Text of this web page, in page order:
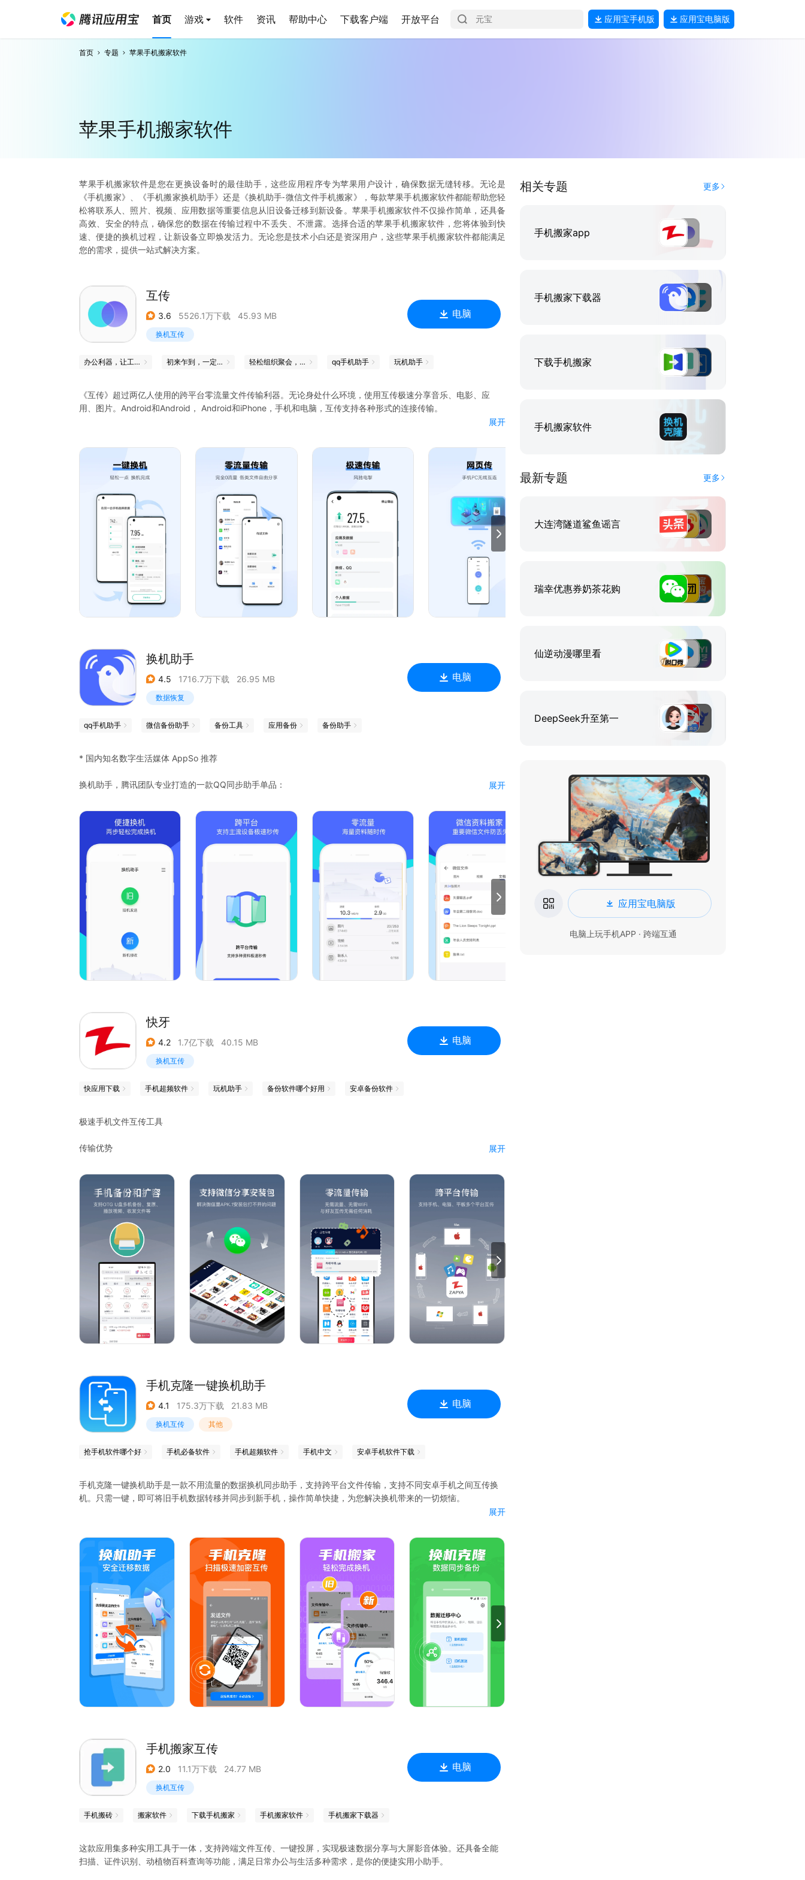
首页 游戏 软件 资讯 帮助中心 下载客户端 开放平台 应用宝手机版 应用宝电脑版
首页 专题 苹果手机搬家软件
苹果手机搬家软件
苹果手机搬家软件是您在更换设备时的最佳助手，这些应用程序专为苹果用户设计，确保数据无缝转移。无论是
《手机搬家》、《手机搬家换机助手》还是《换机助手-微信文件手机搬家》，每款苹果手机搬家软件都能帮助您轻
松将联系人、照片、视频、应用数据等重要信息从旧设备迁移到新设备。苹果手机搬家软件不仅操作简单，还具备
高效、安全的特点，确保您的数据在传输过程中不丢失、不泄露。选择合适的苹果手机搬家软件，您将体验到快
速、便捷的换机过程，让新设备立即焕发活力。无论您是技术小白还是资深用户，这些苹果手机搬家软件都能满足
您的需求，提供一站式解决方案。
互传
3.6 5526.1万下载 45.93 MB
换机互传
电脑
办公利器，让工作更轻松 初来乍到，一定不能错过的小技巧 轻松组织聚会，你就是C位 qq手机助手 玩机助手
《互传》超过两亿人使用的跨平台零流量文件传输利器。无论身处什么环境，使用互传极速分享音乐、电影、应
用、图片。Android和Android， Android和iPhone，手机和电脑，互传支持各种形式的连接传输。
下载的应用，数据迁移从此不再是难题。
【网页传】手机电脑无线连接，各种类型文件随心传输，对数据线说拜拜，办公好助手，轻松又省心。
【资料备份】完美备份手机中的资料，从此数据再不丢失。一张照片一首歌，夕阳下奔跑的青春我们帮您珍藏。
【iPhone换机】将iPhone中的数据迁移到Android手机。别再担心iPhone中的照片联系人丢失，请放心，把这个难
题交给互传。
对一、多对多文件传输。
4.例如在朋友聚会、外出旅游时，没有网络的情况下，朋友之间通过互传可以快速分享游戏、应用、图片、音乐等
5.使用互传时会暂时关闭手机WLAN，退出软件时自动恢复。
展开
换机助手
4.5 1716.7万下载 26.95 MB
数据恢复
电脑
qq手机助手 微信备份助手 备份工具 应用备份 备份助手
* 国内知名数字生活媒体 AppSo 推荐
换机助手，腾讯团队专业打造的一款QQ同步助手单品：
-----功能特点-----
【零流量】无需联网，不耗费手机流量，传输速度快。
【跨平台】支持各主流品牌和厂商设备极速秒传。
【免数据线】 不用数据线，不同手机间轻松隔空传资料。
【一键换机】一键轻松换，支持通讯录、软件、短信、文件、通话记录、书签、图片、音乐、视频、日程等多种数
【安全换机】仅限于两台手机之间建立连接传输，杜绝第三方进行数据截取，360°安全保护手机隐私。
-----使用简介-----
步骤1：新旧两款手机，都安装换机助手
步骤2：新手机选择\'新机接收\'，旧手机选择\'旧机发送\'，分别选择系统类型
步骤3：选择相应的文件类型，再进行扫码连接，等候片刻，即可完成传输！
展开
快牙
4.2 1.7亿下载 40.15 MB
换机互传
电脑
快应用下载 手机超频软件 玩机助手 备份软件哪个好用 安卓备份软件
极速手机文件互传工具
传输优势
【极速传】传输速度可达10MB/S，速度可达蓝牙128倍
【跨平台】支持手机、电脑、平板多个平台互传
【多人群】支持最多5人的群组分享和离线聊天
【保密性】重要文件，可以加密隐藏
【远传】 支持远传文件，不在身边也能传
一键无缝连接，极简传输体验
传输不费流量，多人完美互传
感谢您对快牙的支持！
任何问题和意见，请联系feedback@dewmobile.net
展开
手机克隆一键换机助手
4.1 175.3万下载 21.83 MB
换机互传 其他
电脑
抢手机软件哪个好 手机必备软件 手机超频软件 手机中文 安卓手机软件下载
手机克隆一键换机助手是一款不用流量的数据换机同步助手，支持跨平台文件传输，支持不同安卓手机之间互传换
机。只需一键，即可将旧手机数据转移并同步到新手机，操作简单快捷，为您解决换机带来的一切烦恼。
- 支持传输 App应用软件、Apk安装包、照片、影片、音乐、TXT电子书、PDF文档 等14种文件格式
- 支持跨平台互传 ，支持不同安卓手机间搬家，不受系统版本限制
- 极速快传，一键闪传，轻松完成数据文件迁移，速度可达 20Mbps，比传统的蓝牙传输快 200 倍以上，分享一部
- 传输稳定，通过连接手机热点互传文件，免数据线实现隔空互传，换机过程无需花费手机流量
- 安全保密，无需云端备份存储，无需root权限即可转移数据，面对面快传，全力保护你的个人隐私。
- 人性化的界面和操作流程，仅需三步，即可完成新旧手机的数据资料转移
手机克隆操作步骤
1. 新旧手机同时下载安装手机克隆，打开应用
2. 新机扫一扫接旧机生成的二维码，建立连接
3. 选择需要传输的文件类型，找到手机热点，选择需要传送的图片、视频等文件，一键闪传，轻松完成换机。
展开
手机搬家互传
2.0 11.1万下载 24.77 MB
换机互传
电脑
手机搬砖 搬家软件 下载手机搬家 手机搬家软件 手机搬家下载器
这款应用集多种实用工具于一体，支持跨端文件互传、一键投屏，实现极速数据分享与大屏影音体验。还具备全能
扫描、证件识别、动植物百科查询等功能，满足日常办公与生活多种需求，是你的便捷实用小助手。
相关专题 更多
手机搬家app
手机搬家下载器
下载手机搬家
手机搬家软件
最新专题 更多
大连湾隧道鲨鱼谣言
瑞幸优惠券奶茶花购
仙逆动漫哪里看
DeepSeek升至第一
应用宝电脑版
电脑上玩手机APP · 跨端互通